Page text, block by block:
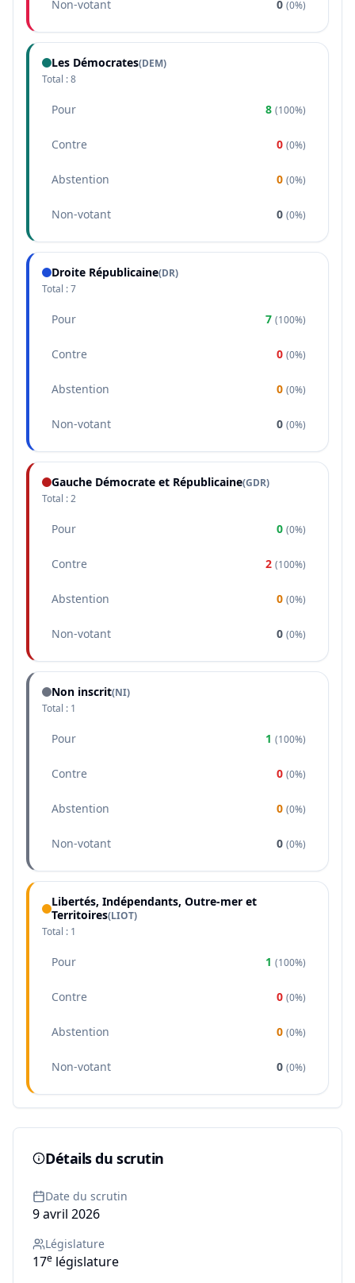
Non-votant 0 (0%)
Les Démocrates(DEM)
Total :8
Pour 8 (100%)
Contre 0 (0%)
Abstention 0 (0%)
Non-votant 0 (0%)
Droite Républicaine(DR)
Total :7
Pour 7 (100%)
Contre 0 (0%)
Abstention 0 (0%)
Non-votant 0 (0%)
Gauche Démocrate et Républicaine(GDR)
Total :2
Pour 0 (0%)
Contre 2 (100%)
Abstention 0 (0%)
Non-votant 0 (0%)
Non inscrit(NI)
Total : 1
Pour 1 (100%)
Contre 0 (0%)
Abstention 0 (0%)
Non-votant 0 (0%)
Libertés, Indépendants, Outre-mer et
Territoires(LIOT)
Total : 1
Pour 1 (100%)
Contre 0 (0%)
Abstention 0 (0%)
Non-votant 0 (0%)
Détails du scrutin
Date du scrutin
9 avril 2026
Législature
17e législature